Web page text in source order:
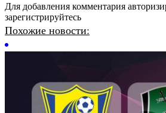
Для добавления комментария
зарегистрируйтесь
Похожие новости: